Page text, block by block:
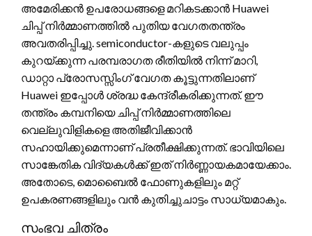
അമേരിക്കൻ ഉപരോധങ്ങളെ മറികടക്കാൻ Huawei
ചിപ്പ് നിർമ്മാണത്തിൽ പുതിയ വേഗതതന്ത്രം
അവതരിപ്പിച്ചു. semiconductor-കളുടെ വലുപ്പം
കുറയ്ക്കുന്ന പരമ്പരാഗത രീതിയിൽ നിന്ന് മാറി,
ഡാറ്റാ പ്രോസസ്സിംഗ് വേഗത കൂട്ടുന്നതിലാണ്
Huawei ഇപ്പോൾ ശ്രദ്ധ കേന്ദ്രീകരിക്കുന്നത്. ഈ
തന്ത്രം കമ്പനിയെ ചിപ്പ് നിർമ്മാണത്തിലെ
വെല്ലുവിളികളെ അതിജീവിക്കാൻ
സഹായിക്കുമെന്നാണ് പ്രതീക്ഷിക്കുന്നത്. ഭാവിയിലെ
സാങ്കേതിക വിദ്യകൾക്ക് ഇത് നിർണ്ണായകമായേക്കാം.
അതോടെ, മൊബൈൽ ഫോണുകളിലും മറ്റ്
ഉപകരണങ്ങളിലും വൻ കുതിച്ചുചാട്ടം സാധ്യമാകും.
സംഭവ ചിത്രം